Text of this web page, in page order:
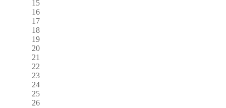
15
16
17
18
19
20
21
22
23
24
25
26